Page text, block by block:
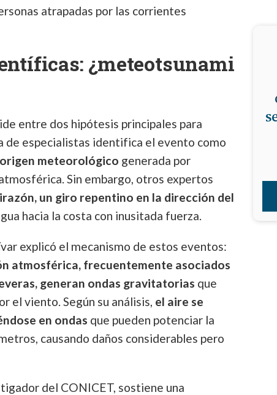
atrapadas por las corrientes
¿meteotsunami
entre dos hipótesis principales para
de especialistas identifica el evento como
meteorológico generada por
Sin embargo, otros expertos
un giro repentino en la dirección del
hacia la costa con inusitada fuerza.
explicó el mecanismo de estos eventos:
atmosférica, frecuentemente asociados
generan ondas gravitatorias que
el viento. Según su análisis, el aire se
en ondas que pueden potenciar la
causando daños considerables pero
del CONICET, sostiene una